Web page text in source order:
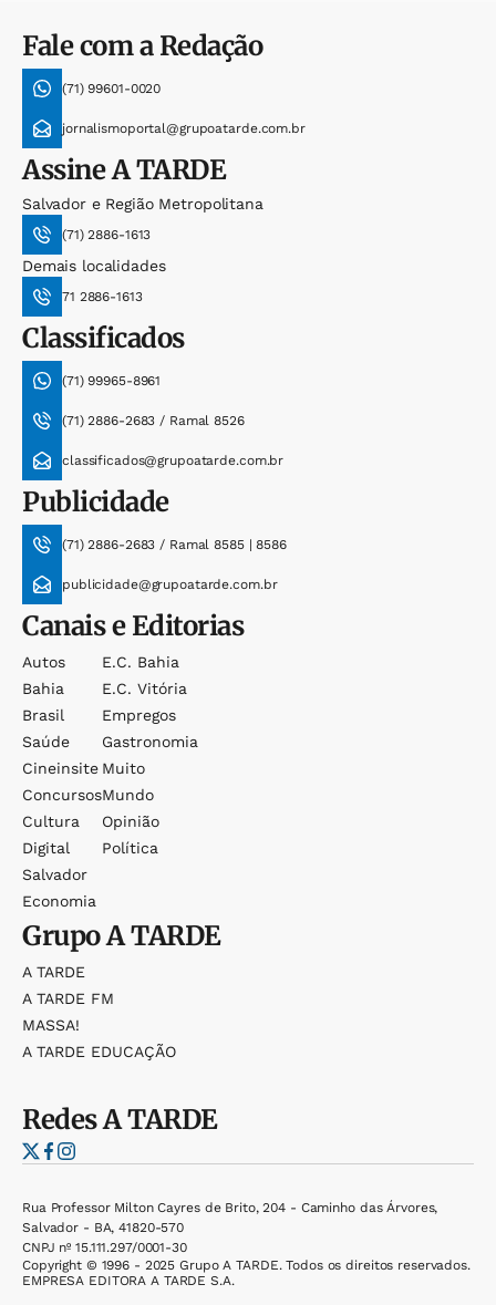
Fale com a Redação
(71) 99601-0020
jornalismoportal@grupoatarde.com.br
AssineA TARDE
Salvador e Região Metropolitana
(71) 2886-1613
Demais localidades
71 2886-1613
Classificados
(71) 99965-8961
(71) 2886-2683 / Ramal 8526
classificados@grupoatarde.com.br
Publicidade
(71) 2886-2683 / Ramal 8585 | 8586
publicidade@grupoatarde.com.br
Canais e Editorias
Autos
Bahia
Brasil
Saúde
Cineinsite
Concursos
Cultura
Digital
Salvador
Economia
E.c. Bahia
E.c. Vitória
Empregos
Gastronomia
Muito
Mundo
Opinião
Política
GrupoA TARDE
A TARDE
A TARDE FM
MASSA!
A TARDE EDUCAÇÃO
RedesA TARDE
Rua Professor Milton Cayres de Brito, 204 - Caminho das Árvores,
Salvador - BA, 41820-570
CNPJ nº 15.111.297/0001-30
Copyright © 1996 - 2025 Grupo A TARDE. Todos os direitos reservados.
EMPRESA EDITORA A TARDE S.A.